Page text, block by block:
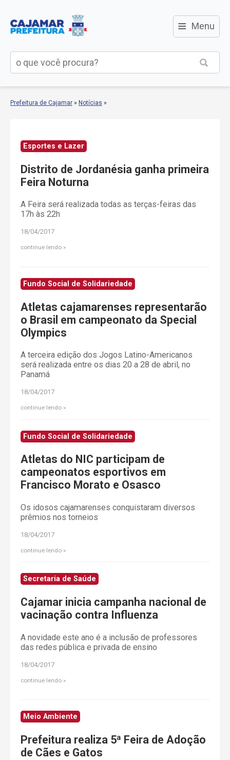
≡ Menu
Prefeitura de Cajamar » Notícias »
Esportes e Lazer
Distrito de Jordanésia ganha primeira
Feira Noturna
A Feira será realizada todas as terças-feiras das
17h às 22h
18/04/2017
continue lendo
Fundo Social de Solidariedade
Atletas cajamarenses representarão
o Brasil em campeonato da Special
Olympics
A terceira edição dos Jogos Latino-Americanos
será realizada entre os dias 20 a 28 de abril, no
Panamá
18/04/2017
continue lendo
Fundo Social de Solidariedade
Atletas do NIC participam de
campeonatos esportivos em
Francisco Morato e Osasco
Os idosos cajamarenses conquistaram diversos
prêmios nos torneios
18/04/2017
continue lendo
Secretaria de Saúde
Cajamar inicia campanha nacional de
vacinação contra Influenza
A novidade este ano é a inclusão de professores
das redes pública e privada de ensino
18/04/2017
continue lendo
Meio Ambiente
Prefeitura realiza 5ª Feira de Adoção
de Cães e Gatos